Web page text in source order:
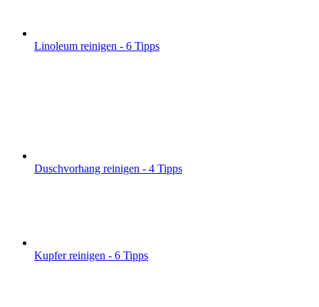
Linoleum reinigen - 6 Tipps
Duschvorhang reinigen - 4 Tipps
Kupfer reinigen - 6 Tipps